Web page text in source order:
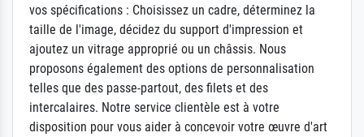
vos spécifications : Choisissez un cadre, déterminez la
taille de l'image, décidez du support d'impression et
ajoutez un vitrage approprié ou un châssis. Nous
proposons également des options de personnalisation
telles que des passe-partout, des filets et des
intercalaires. Notre service clientèle est à votre
disposition pour vous aider à concevoir votre œuvre d'art